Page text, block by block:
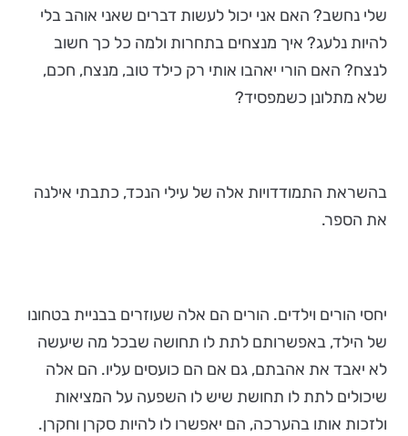
שלי נחשב? האם אני יכול לעשות דברים שאני אוהב בלי
להיות נלעג? איך מנצחים בתחרות ולמה כל כך חשוב
לנצח? האם הורי יאהבו אותי רק כילד טוב, מנצח, חכם,
שלא מתלונן כשמפסיד?
בהשראת התמודדויות אלה של עילי הנכד, כתבתי אילנה
את הספר.
יחסי הורים וילדים. הורים הם אלה שעוזרים בבניית בטחונו
של הילד, באפשרותם לתת לו תחושה שבכל מה שיעשה
לא יאבד את אהבתם, גם אם הם כועסים עליו. הם אלה
שיכולים לתת לו תחושת שיש לו השפעה על המציאות
ולזכות אותו בהערכה, הם יאפשרו לו להיות סקרן וחקרן.